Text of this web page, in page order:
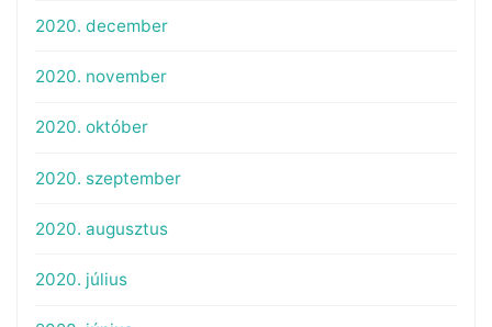
2020. december
2020. november
2020. október
2020. szeptember
2020. augusztus
2020. július